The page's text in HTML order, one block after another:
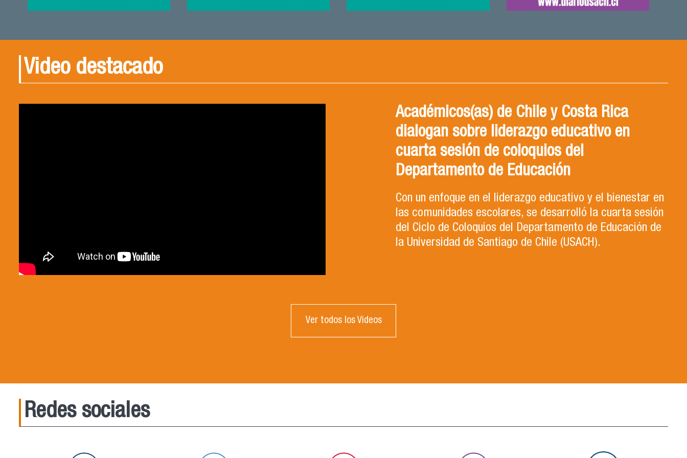
Video destacado
Académicos(as) de Chile y Costa Rica
dialogan sobre liderazgo educativo en
cuarta sesión de coloquios del
Departamento de Educación
Con un enfoque en el liderazgo educativo y el bienestar en
las comunidades escolares, se desarrolló la cuarta sesión
del Ciclo de Coloquios del Departamento de Educación de
la Universidad de Santiago de Chile (USACH).
Ver todos los Videos
Redes sociales